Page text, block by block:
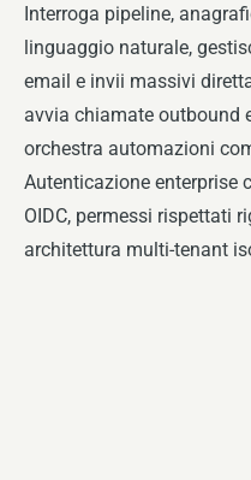
Interroga pipeline,
linguaggio naturale,
email e invii massivi
avvia chiamate outbound
orchestra automazioni
Autenticazione enterprise
OIDC, permessi rispettati
architettura multi-tenant